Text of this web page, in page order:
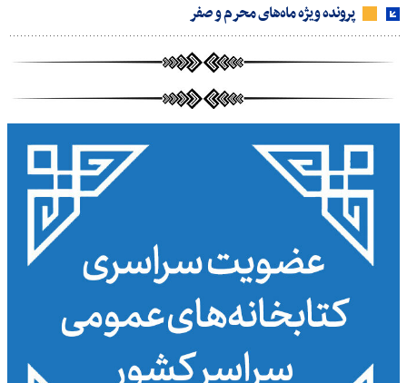
پرونده ویژه ماه‌های محرم و صفر